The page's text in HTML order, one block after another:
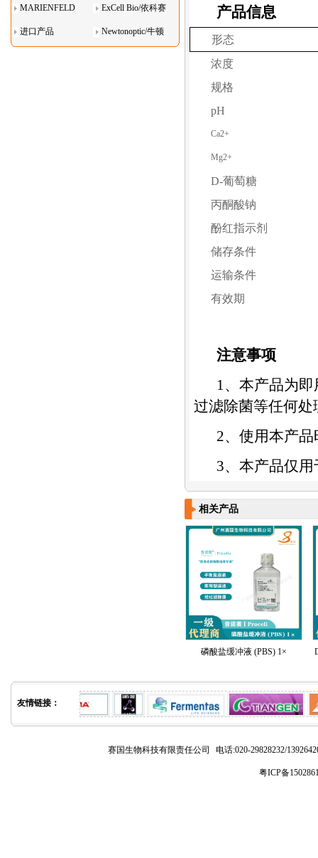
MARIENFELD ExCell Bio/依科赛
进口产品 Newtonoptic/牛顿
产品信息
形态
浓度
规格
pH
Ca2+
Mg2+
D-葡萄糖
丙酮酸钠
酚红指示剂
储存条件
运输条件
有效期
注意事项
1、本产品为
过滤除菌等任何处
2、使用本产
3、本产品仅
相关产品
磷酸盐缓冲液 (PBS) 1×
友情链接：
赛国生物科技有限责任公司 电话:020-29828232/
粤ICP备